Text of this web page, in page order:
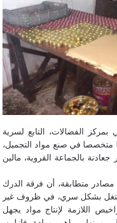
الفضالات، التابع لسرية
في صنع مواد التجميل،
بالجماعة القروية، مالين
متطابقة، أن فرقة الدرك
بشكل سري، في ظروف غير
اللازمة لإنتاج مواد يجهل